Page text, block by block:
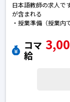
日本語教師の求人で
が含まれる
・授業準備（授業内
日本語教師で転職の
ご質問などござい
コマ
給